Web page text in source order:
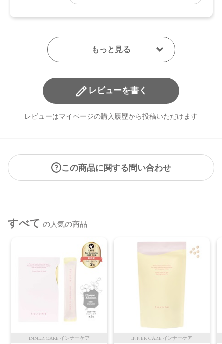
レビューを書く
レビューはマイページの購入履歴から投稿いただけます
この商品に関する問い合わせ
すべて の人気の商品
INNER CARE インナーケア INNER CARE インナーケア